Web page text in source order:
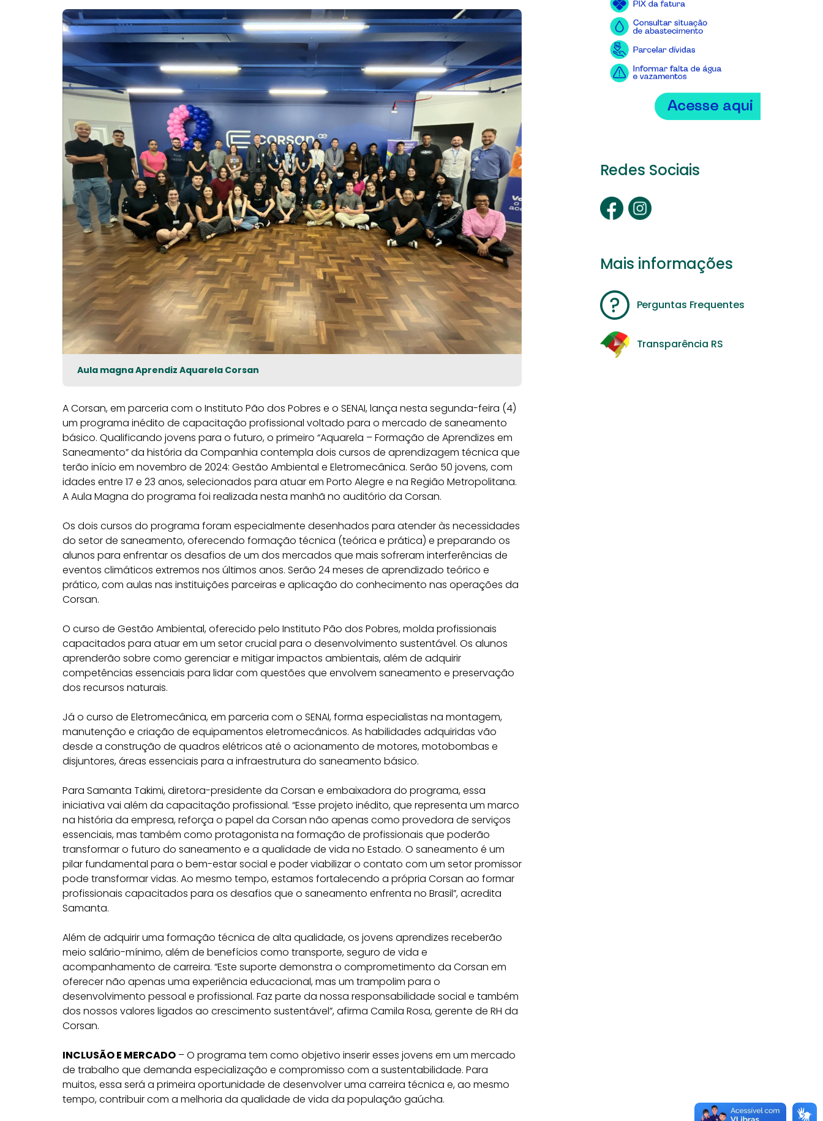
Aula magna Aprendiz Aquarela Corsan
A Corsan, em parceria com o Instituto Pão dos Pobres e o SENAI, lança nesta segunda-feira (4)
um programa inédito de capacitação profissional voltado para o mercado de saneamento
básico. Qualificando jovens para o futuro, o primeiro “Aquarela – Formação de Aprendizes em
Saneamento” da história da Companhia contempla dois cursos de aprendizagem técnica que
terão início em novembro de 2024: Gestão Ambiental e Eletromecânica. Serão 50 jovens, com
idades entre 17 e 23 anos, selecionados para atuar em Porto Alegre e na Região Metropolitana.
A Aula Magna do programa foi realizada nesta manhã no auditório da Corsan.
Os dois cursos do programa foram especialmente desenhados para atender às necessidades
do setor de saneamento, oferecendo formação técnica (teórica e prática) e preparando os
alunos para enfrentar os desafios de um dos mercados que mais sofreram interferências de
eventos climáticos extremos nos últimos anos. Serão 24 meses de aprendizado teórico e
prático, com aulas nas instituições parceiras e aplicação do conhecimento nas operações da
Corsan.
O curso de Gestão Ambiental, oferecido pelo Instituto Pão dos Pobres, molda profissionais
capacitados para atuar em um setor crucial para o desenvolvimento sustentável. Os alunos
aprenderão sobre como gerenciar e mitigar impactos ambientais, além de adquirir
competências essenciais para lidar com questões que envolvem saneamento e preservação
dos recursos naturais.
Já o curso de Eletromecânica, em parceria com o SENAI, forma especialistas na montagem,
manutenção e criação de equipamentos eletromecânicos. As habilidades adquiridas vão
desde a construção de quadros elétricos até o acionamento de motores, motobombas e
disjuntores, áreas essenciais para a infraestrutura do saneamento básico.
Para Samanta Takimi, diretora-presidente da Corsan e embaixadora do programa, essa
iniciativa vai além da capacitação profissional. “Esse projeto inédito, que representa um marco
na história da empresa, reforça o papel da Corsan não apenas como provedora de serviços
essenciais, mas também como protagonista na formação de profissionais que poderão
transformar o futuro do saneamento e a qualidade de vida no Estado. O saneamento é um
pilar fundamental para o bem-estar social e poder viabilizar o contato com um setor promissor
pode transformar vidas. Ao mesmo tempo, estamos fortalecendo a própria Corsan ao formar
profissionais capacitados para os desafios que o saneamento enfrenta no Brasil”, acredita
Samanta.
Além de adquirir uma formação técnica de alta qualidade, os jovens aprendizes receberão
meio salário-mínimo, além de benefícios como transporte, seguro de vida e
acompanhamento de carreira. “Este suporte demonstra o comprometimento da Corsan em
oferecer não apenas uma experiência educacional, mas um trampolim para o
desenvolvimento pessoal e profissional. Faz parte da nossa responsabilidade social e também
dos nossos valores ligados ao crescimento sustentável”, afirma Camila Rosa, gerente de RH da
Corsan.
INCLUSÃO E MERCADO – O programa tem como objetivo inserir esses jovens em um mercado
de trabalho que demanda especialização e compromisso com a sustentabilidade. Para
muitos, essa será a primeira oportunidade de desenvolver uma carreira técnica e, ao mesmo
tempo, contribuir com a melhoria da qualidade de vida da população gaúcha.
Redes Sociais
Mais informações
Perguntas Frequentes
Transparência RS